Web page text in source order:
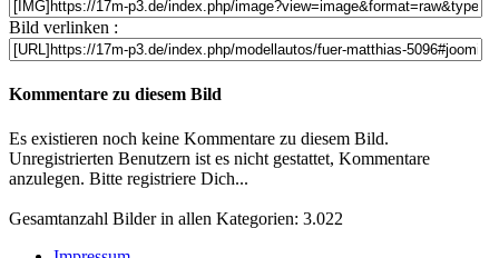
Bild verlinken :
Kommentare zu diesem Bild
Es existieren noch keine Kommentare zu diesem Bild.
Unregistrierten Benutzern ist es nicht gestattet, Kommentare
anzulegen. Bitte registriere Dich...
Gesamtanzahl Bilder in allen Kategorien: 3.022